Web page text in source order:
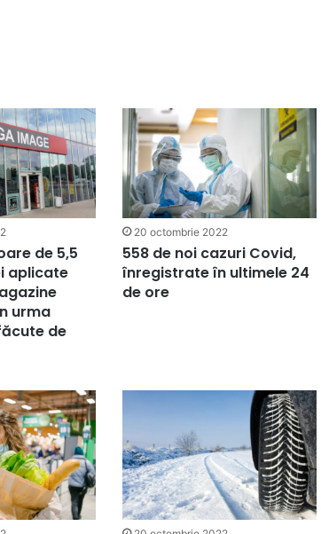
de 5,5
aplicate
urma
de
20 octombrie 2022
558 de noi cazuri Covid,
înregistrate în ultimele 24
de ore